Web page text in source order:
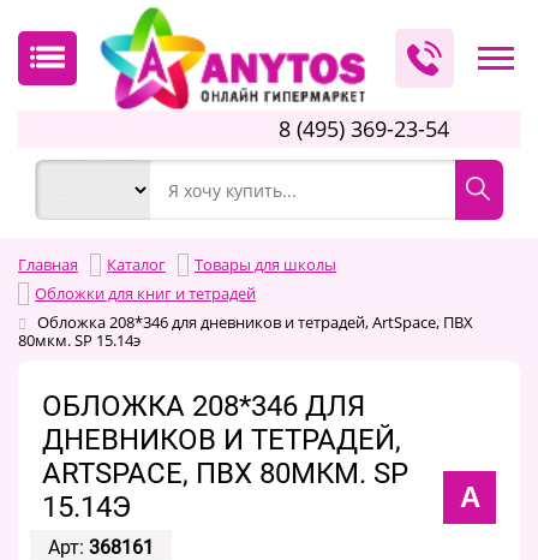
8 (495) 369-23-54
Главная Каталог
Товары для школы
Обложки для книг и тетрадей
Обложка 208*346 для дневников и тетрадей, ArtSpace, ПВХ
80мкм. SP 15.14э
ОБЛОЖКА 208*346 ДЛЯ
ДНЕВНИКОВ И ТЕТРАДЕЙ,
ARTSPACE, ПВХ 80МКМ. SP
15.14Э
A
Арт: 368161